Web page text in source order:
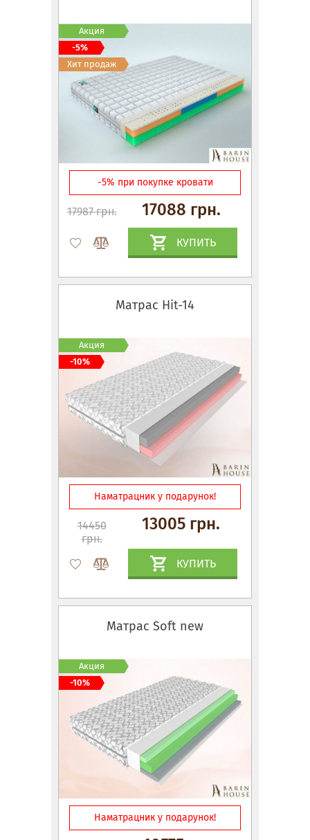
-5% при покупке кровати
17987 грн. 17088 грн.
КУПИТЬ
Акция
-5%
Хит продаж
Матрас Hit-14
Наматрацник у подарунок!
14450
грн.
13005 грн.
КУПИТЬ
Акция
-10%
Матрас Soft new
Наматрацник у подарунок!
Акция
-10%